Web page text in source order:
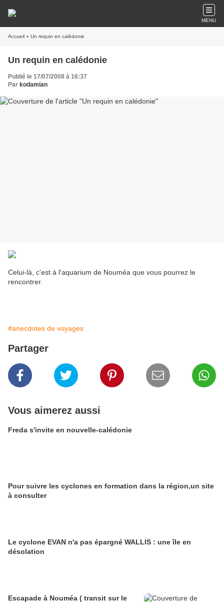
MENU
Accueil » Un requin en calédonie
Un requin en calédonie
Publié le 17/07/2008 à 16:37
Par kodamian
Celui-là, c'est à l'aquarium de Nouméa que vous pourrez le
rencontrer.
#anecdotes de voyages
Partager
Vous aimerez aussi
Freda s'invite en nouvelle-calédonie
Pour suivre les cyclones en formation dans la région,un site
à consulter
Le cyclone EVAN n'a pas épargné WALLIS : une île en
désolation
Escapade à Nouméa ( transit sur le